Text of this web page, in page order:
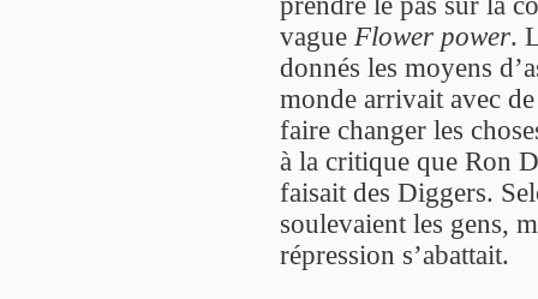
vague Flower power.
donnés les moyens
monde arrivait avec
faire changer les
à la critique que Ron
faisait des Diggers.
soulevaient les gens,
répression s’abattait.